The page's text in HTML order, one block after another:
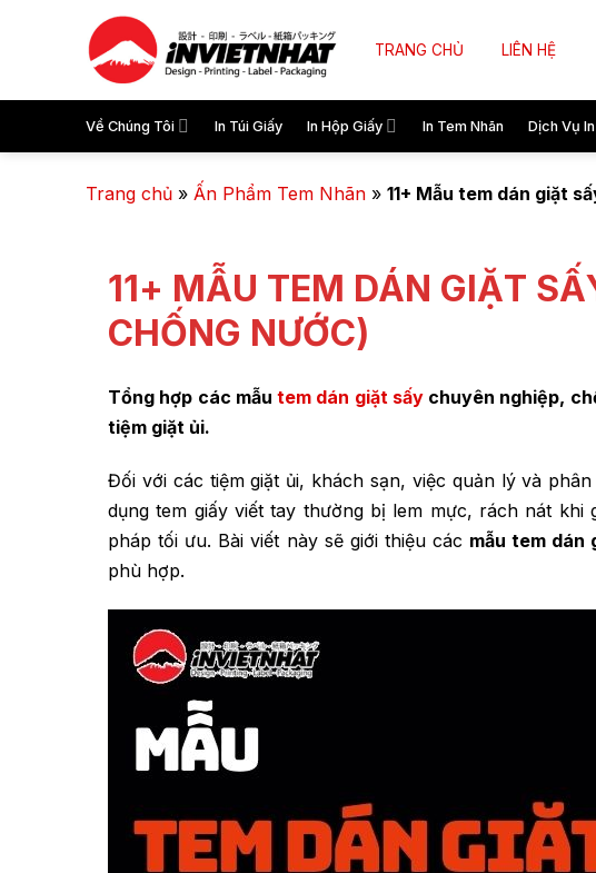
TRANG CHỦ LIÊN HỆ
Về Chúng Tôi In Túi Giấy In Hộp Giấy In Tem Nhãn Dịch Vụ
Trang chủ » Ấn Phẩm Tem Nhãn » 11+ Mẫu tem dán giặt
11+ MẪU TEM DÁN GIẶT
CHỐNG NƯỚC)
Tổng hợp các mẫutem dán giặt sấychuyên nghiệp,
tiệm giặt ủi.
Đối với các tiệm giặt ủi, khách sạn, việc quản lý và
dụng tem giấy viết tay thường bị lem mực, rách nát khi
pháp tối ưu. Bài viết này sẽ giới thiệu các mẫu tem dán
phù hợp.